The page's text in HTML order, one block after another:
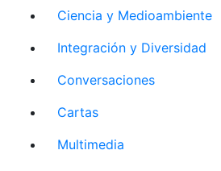
Ciencia y Medioambiente
Integración y Diversidad
Conversaciones
Cartas
Multimedia